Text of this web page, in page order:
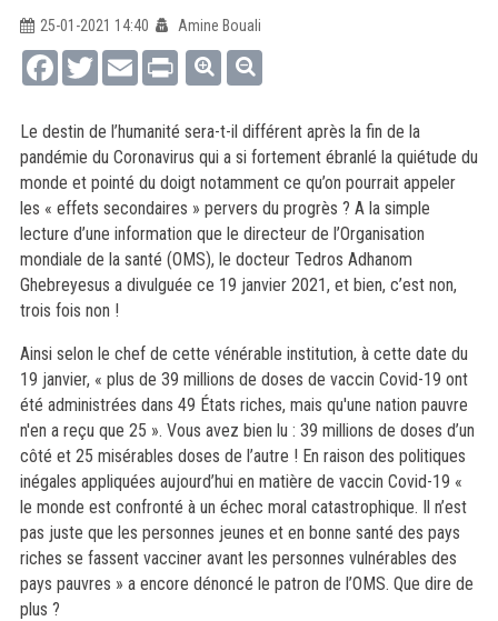
25-01-2021 14:40
Amine Bouali
FacebookTwitterEmail Print
Le destin de l’humanité sera-t-il différent après la fin de la
pandémie du Coronavirus qui a si fortement ébranlé la quiétude du
monde et pointé du doigt notamment ce qu’on pourrait appeler
les « effets secondaires » pervers du progrès ? A la simple
lecture d’une information que le directeur de l’Organisation
mondiale de la santé (OMS), le docteur Tedros Adhanom
Ghebreyesus a divulguée ce 19 janvier 2021, et bien, c’est non,
trois fois non !
Ainsi selon le chef de cette vénérable institution, à cette date du
19 janvier, « plus de 39 millions de doses de vaccin Covid-19 ont
été administrées dans 49 États riches, mais qu'une nation pauvre
n'en a reçu que 25 ». Vous avez bien lu : 39 millions de doses d’un
côté et 25 misérables doses de l’autre ! En raison des politiques
inégales appliquées aujourd’hui en matière de vaccin Covid-19 «
le monde est confronté à un échec moral catastrophique. Il n’est
pas juste que les personnes jeunes et en bonne santé des pays
riches se fassent vacciner avant les personnes vulnérables des
pays pauvres » a encore dénoncé le patron de l’OMS. Que dire de
plus ?